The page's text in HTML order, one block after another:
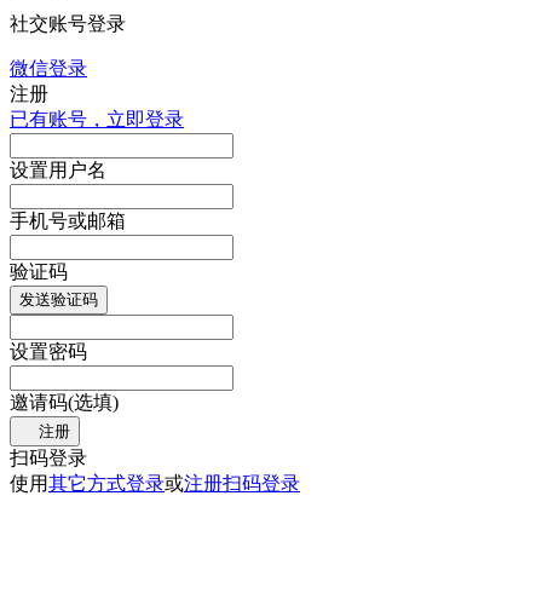
社交账号登录
微信登录
注册
已有账号，立即登录
设置用户名
手机号或邮箱
验证码
发送验证码
设置密码
邀请码(选填)
注册
扫码登录
使用其它方式登录或注册扫码登录